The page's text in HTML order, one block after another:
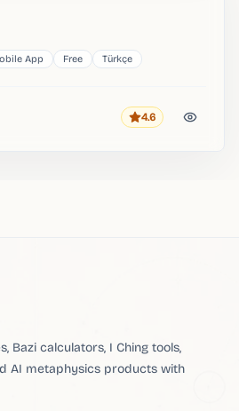
App Free Türkçe
Rating
4.6
Bazi calculators, I Ching tools,
AI metaphysics products with